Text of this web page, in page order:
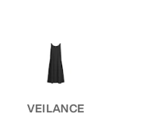
VEILANCE